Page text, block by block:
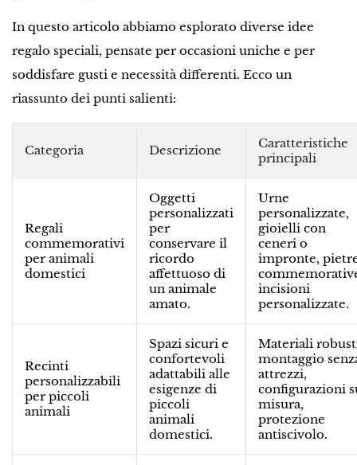
In questo articolo abbiamo esplorato diverse idee
regalo speciali, pensate per occasioni uniche e per
soddisfare gusti e necessità differenti. Ecco un
riassunto dei punti salienti:
Categoria Descrizione
Caratteristiche
principali
Regali
commemorativi
per animali
domestici
Oggetti
personalizzati
per
conservare il
ricordo
affettuoso di
un animale
amato.
Urne
personalizzate,
gioielli con
ceneri o
impronte,
incisioni
personalizzate.
Recinti
personalizzabili
per piccoli
animali
Spazi sicuri e
confortevoli
adattabili alle
esigenze di
piccoli
animali
domestici.
Materiali
montaggio
attrezzi,
configurazioni
misura,
protezione
antiscivolo.